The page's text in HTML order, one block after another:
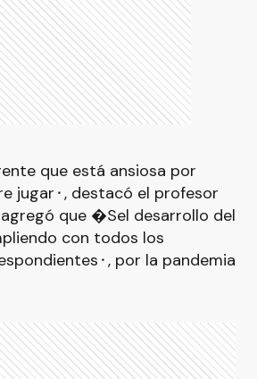
que está ansiosa por
jugar⬝, destacó el profesor
agregó que �Sel desarrollo del
con todos los
por la pandemia